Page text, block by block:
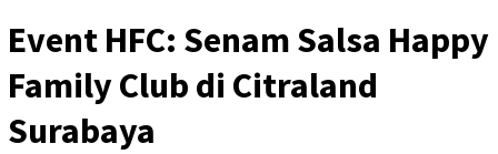
Event HFC: Senam Salsa Happy
Family Club di Citraland
Surabaya